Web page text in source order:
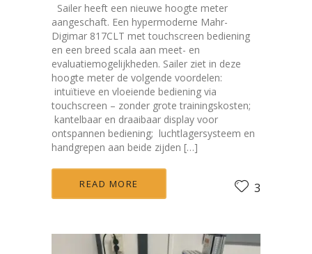
Sailer heeft een nieuwe hoogte meter
aangeschaft. Een hypermoderne Mahr-
Digimar 817CLT met touchscreen bediening
en een breed scala aan meet- en
evaluatiemogelijkheden. Sailer ziet in deze
hoogte meter de volgende voordelen:
intuïtieve en vloeiende bediening via
touchscreen – zonder grote trainingskosten;
kantelbaar en draaibaar display voor
ontspannen bediening; luchtlagersysteem en
handgrepen aan beide zijden […]
READ MORE 3